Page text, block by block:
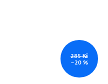
285 Kč
–20 %